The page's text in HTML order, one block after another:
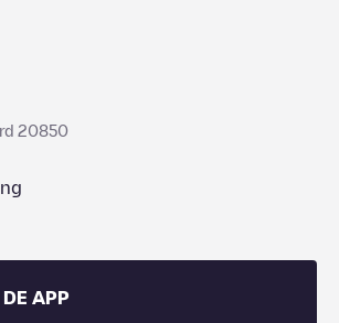
20850
DE APP